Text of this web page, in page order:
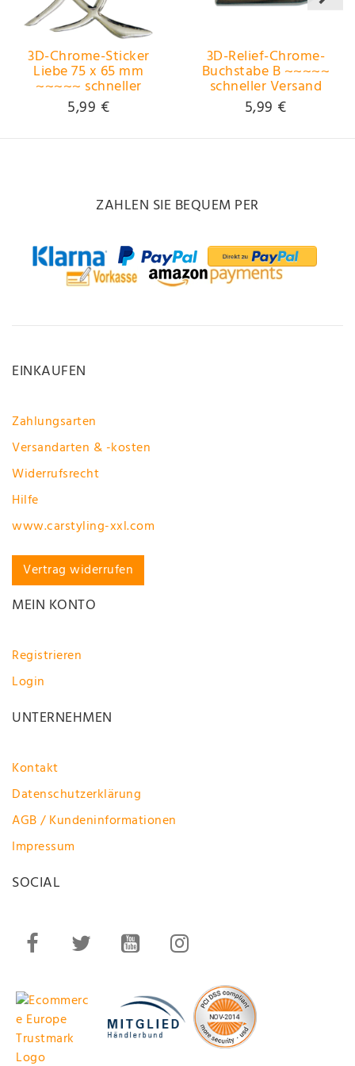
3D-Chrome-Sticker
Liebe 75 x 65 mm
~~~~~ schneller
Versand innerhalb 24
Stunden ~~~~~
5,99 €
3D-Relief-Chrome-
Buchstabe B ~~~~~
schneller Versand
innerhalb 24 Stunden
~~~~~
5,99 €
ZAHLEN SIE BEQUEM PER
EINKAUFEN
Zahlungsarten
Versandarten & -kosten
Widerrufsrecht
Hilfe
www.carstyling-xxl.com
Vertrag widerrufen
MEIN KONTO
Registrieren
Login
UNTERNEHMEN
Kontakt
Datenschutzerklärung
AGB / Kundeninformationen
Impressum
SOCIAL